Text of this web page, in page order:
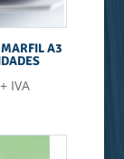
A3
+ IVA